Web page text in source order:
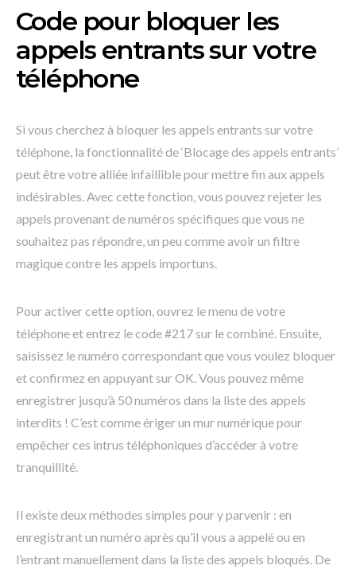
Code pour bloquer les
appels entrants sur votre
téléphone
Si vous cherchez à bloquer les appels entrants sur votre
téléphone, la fonctionnalité de ‘Blocage des appels entrants’
peut être votre alliée infaillible pour mettre fin aux appels
indésirables. Avec cette fonction, vous pouvez rejeter les
appels provenant de numéros spécifiques que vous ne
souhaitez pas répondre, un peu comme avoir un filtre
magique contre les appels importuns.
Pour activer cette option, ouvrez le menu de votre
téléphone et entrez le code #217 sur le combiné. Ensuite,
saisissez le numéro correspondant que vous voulez bloquer
et confirmez en appuyant sur OK. Vous pouvez même
enregistrer jusqu’à 50 numéros dans la liste des appels
interdits ! C’est comme ériger un mur numérique pour
empêcher ces intrus téléphoniques d’accéder à votre
tranquillité.
Il existe deux méthodes simples pour y parvenir : en
enregistrant un numéro après qu’il vous a appelé ou en
l’entrant manuellement dans la liste des appels bloqués. De